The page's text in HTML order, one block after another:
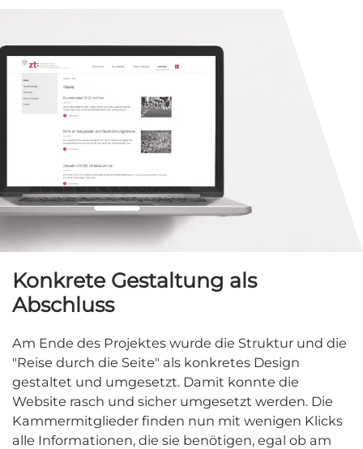
Konkrete Gestaltung als
Abschluss
Am Ende des Projektes wurde die Struktur und die
"Reise durch die Seite" als konkretes Design
gestaltet und umgesetzt. Damit konnte die
Website rasch und sicher umgesetzt werden. Die
Kammermitglieder finden nun mit wenigen Klicks
alle Informationen, die sie benötigen, egal ob am